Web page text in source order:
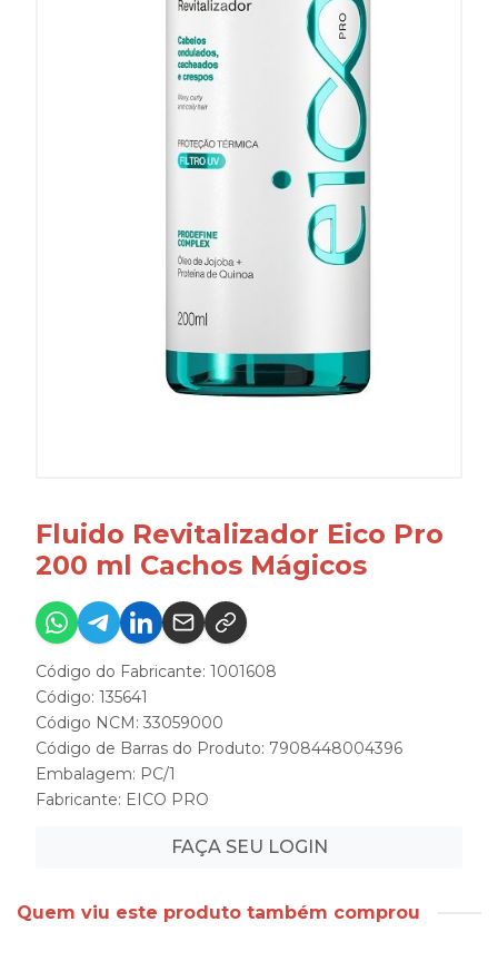
Fluido Revitalizador Eico Pro
200 ml Cachos Mágicos
Código do Fabricante: 1001608
Código: 135641
Código NCM: 33059000
Código de Barras do Produto: 7908448004396
Embalagem: PC/1
Fabricante: EICO PRO
FAÇA SEU LOGIN
Quem viu este produto também comprou